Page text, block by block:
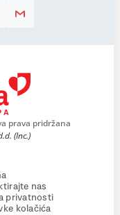
prava pridržana
(Inc.)
nas
privatnosti
kolačića